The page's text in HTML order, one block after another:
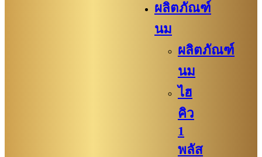
ผลิตภัณฑ์
นม
ผลิตภัณฑ์
นม
ไฮ
คิว
1
พลัส